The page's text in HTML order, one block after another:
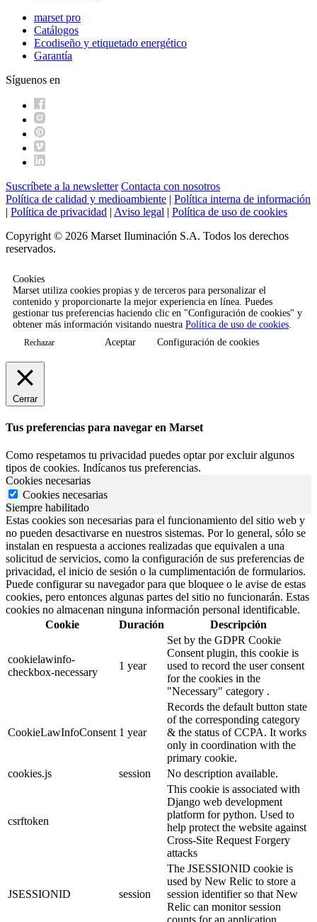
marset pro
Catálogos
Ecodiseño y etiquetado energético
Garantía
Síguenos en
Suscríbete a la newsletter Contacta con nosotros
Política de calidad y medioambiente | Política interna de información
| Política de privacidad | Aviso legal | Política de uso de cookies
Copyright © 2026 Marset Iluminación S.A. Todos los derechos
reservados.
Cookies
Marset utiliza cookies propias y de terceros para personalizar el
contenido y proporcionarte la mejor experiencia en línea. Puedes
gestionar tus preferencias haciendo clic en "Configuración de cookies" y
obtener más información visitando nuestra Política de uso de cookies
Rechazar Aceptar Configuración de cookies
Cerrar
Tus preferencias para navegar en Marset
Como respetamos tu privacidad puedes optar por excluir algunos
tipos de cookies. Indícanos tus preferencias.
Cookies necesarias
Cookies necesarias
Siempre habilitado
Estas cookies son necesarias para el funcionamiento del sitio web y
no pueden desactivarse en nuestros sistemas. Por lo general, sólo se
instalan en respuesta a acciones realizadas que equivalen a una
solicitud de servicios, como la configuración de sus preferencias de
privacidad, el inicio de sesión o la cumplimentación de formularios.
Puede configurar su navegador para que bloquee o le avise de estas
cookies, pero entonces algunas partes del sitio no funcionarán. Estas
cookies no almacenan ninguna información personal identificable.
Cookie
Duración Descripción
cookielawinfo-
checkbox-necessary
1 year
Set by the GDPR Cookie
Consent plugin, this cookie is
used to record the user consent
for the cookies in the
"Necessary" category .
CookieLawInfoConsent 1 year
Records the default button state
of the corresponding category
& the status of CCPA. It works
only in coordination with the
primary cookie.
cookies.js
session No description available.
csrftoken
This cookie is associated with
Django web development
platform for python. Used to
help protect the website against
Cross-Site Request Forgery
attacks
JSESSIONID session
The JSESSIONID cookie is
used by New Relic to store a
session identifier so that New
Relic can monitor session